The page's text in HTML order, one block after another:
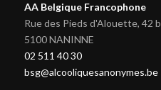
AA Belgique Francophone
Rue des Pieds d'Alouette, 42 b
5100 NANINNE
02 511 40 30
bsg@alcooliquesanonymes.be